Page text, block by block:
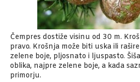
Čempres dostiže visinu od 30 m.
pravo. Krošnja može biti uska ili
zelene boje, pljosnato i ljuspasto.
oblika, najpre zelene boje, a kada
primorju.